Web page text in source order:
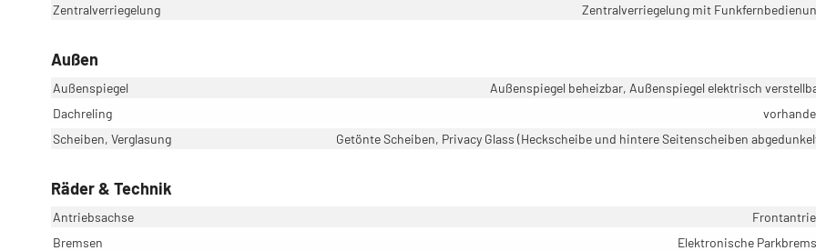
Zentralverriegelung
Zentralverriegelung mit
Außen
Außenspiegel
Außenspiegel beheizbar, Außenspiegel elektrisch
Dachreling
Scheiben, Verglasung
Getönte Scheiben, Privacy Glass (Heckscheibe und hintere Seitenscheiben
Räder & Technik
Antriebsachse
Bremsen
Elektronische